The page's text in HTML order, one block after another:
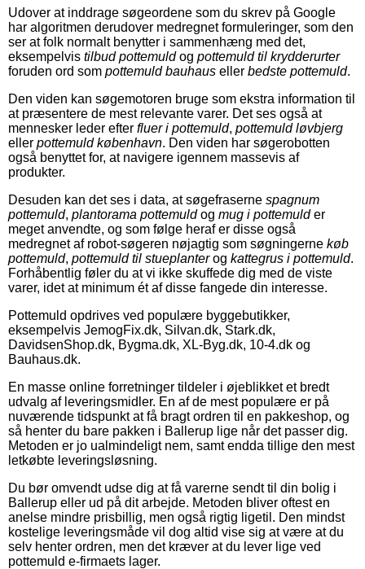
Udover at inddrage søgeordene som du skrev på Google
har algoritmen derudover medregnet formuleringer, som den
ser at folk normalt benytter i sammenhæng med det,
eksempelvis tilbud pottemuldog pottemuld til krydderurter
foruden ord som pottemuld bauhaus eller bedste pottemuld.
Den viden kan søgemotoren bruge som ekstra information til
at præsentere de mest relevante varer. Det ses også at
mennesker leder efter fluer i pottemuld, pottemuld løvbjerg
eller pottemuld københavn. Den viden har søgerobotten
også benyttet for, at navigere igennem massevis af
produkter.
Desuden kan det ses i data, at søgefraserne spagnum
pottemuld, plantorama pottemuldog mug i pottemulder
meget anvendte, og som følge heraf er disse også
medregnet af robot-søgeren nøjagtig som søgningerne køb
pottemuld, pottemuld til stueplanterog kattegrus i pottemuld.
Forhåbentlig føler du at vi ikke skuffede dig med de viste
varer, idet at minimum ét af disse fangede din interesse.
Pottemuld opdrives ved populære byggebutikker,
eksempelvis JemogFix.dk, Silvan.dk, Stark.dk,
DavidsenShop.dk, Bygma.dk, XL-Byg.dk, 10-4.dk og
Bauhaus.dk.
En masse online forretninger tildeler i øjeblikket et bredt
udvalg af leveringsmidler. En af de mest populære er på
nuværende tidspunkt at få bragt ordren til en pakkeshop, og
så henter du bare pakken i Ballerup lige når det passer dig.
Metoden er jo ualmindeligt nem, samt endda tillige den mest
letkøbte leveringsløsning.
Du bør omvendt udse dig at få varerne sendt til din bolig i
Ballerup eller ud på dit arbejde. Metoden bliver oftest en
anelse mindre prisbillig, men også rigtig ligetil. Den mindst
kostelige leveringsmåde vil dog altid vise sig at være at du
selv henter ordren, men det kræver at du lever lige ved
pottemuld e-firmaets lager.